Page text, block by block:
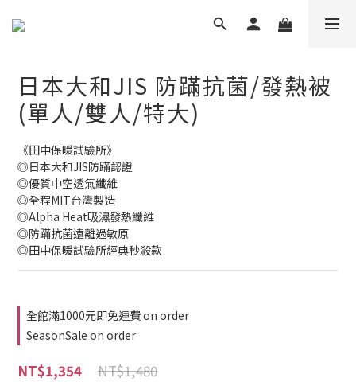
日本大和JIS 防蹣抗菌/發熱被
(單人/雙人/特大)
《田中保暖試驗所》
◎日本大和JIS防蹣認證
◎優質中空透氣纖維
◎全程MIT台灣製造
◎Alpha Heat吸濕發熱纖維
◎防蹣抗菌遠離過敏原
◎田中保暖試驗所經典秒殺款
全館滿1000元即免運費 on order
SeasonSale on order
NT$1,480
NT$1,354